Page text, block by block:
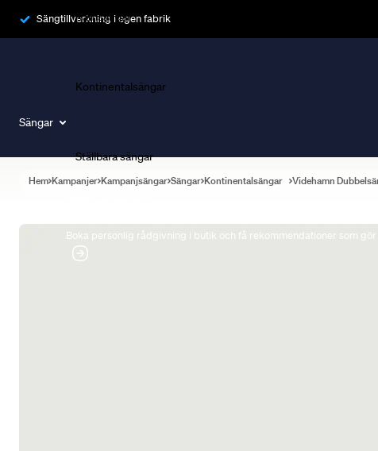
Sängtillverkning i egen fabrik
Sängar
Ramsängar
Kontinentalsängar
Ställbara sängar
Boka personlig rådgivning i butik och få rekommendationer som
Hem Kampanjer Kampanjsängar Sängar Kontinentalsängar Videhamn